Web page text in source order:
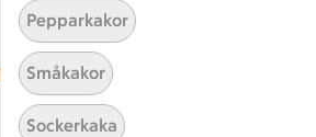
Pepparkakor
Småkakor
Sockerkaka